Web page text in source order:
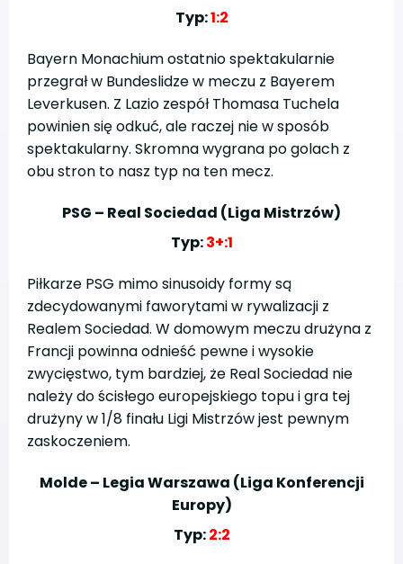
Typ:1:2
Bayern Monachium ostatnio spektakularnie
przegrał w Bundeslidze w meczu z Bayerem
Leverkusen. Z Lazio zespół Thomasa Tuchela
powinien się odkuć, ale raczej nie w sposób
spektakularny. Skromna wygrana po golach z
obu stron to nasz typ na ten mecz.
PSG – Real Sociedad (Liga Mistrzów)
Typ:3+:1
Piłkarze PSG mimo sinusoidy formy są
zdecydowanymi faworytami w rywalizacji z
Realem Sociedad. W domowym meczu drużyna z
Francji powinna odnieść pewne i wysokie
zwycięstwo, tym bardziej, że Real Sociedad nie
należy do ścisłego europejskiego topu i gra tej
drużyny w 1/8 finału Ligi Mistrzów jest pewnym
zaskoczeniem.
Molde – Legia Warszawa (Liga Konferencji
Europy)
Typ:2:2